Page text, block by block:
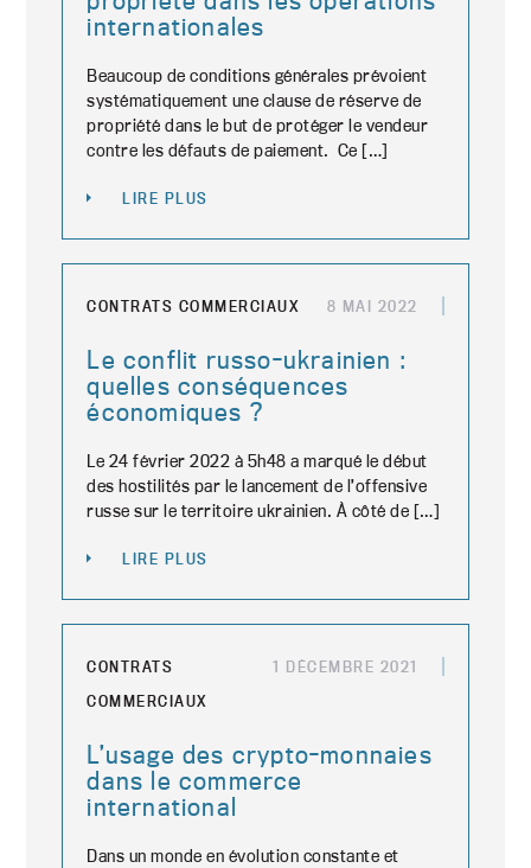
internationales
Beaucoup de conditions générales prévoient
systématiquement une clause de réserve de
propriété dans le but de protéger le vendeur
contre les défauts de paiement. Ce […]
LIRE PLUS
CONTRATS COMMERCIAUX 8 MAI 2022
Le conflit russo-ukrainien :
quelles conséquences
économiques ?
Le 24 février 2022 à 5h48 a marqué le début
des hostilités par le lancement de l’offensive
russe sur le territoire ukrainien. À côté de […]
LIRE PLUS
CONTRATS
COMMERCIAUX
1 DÉCEMBRE 2021
L’usage des crypto-monnaies
dans le commerce
international
Dans un monde en évolution constante et